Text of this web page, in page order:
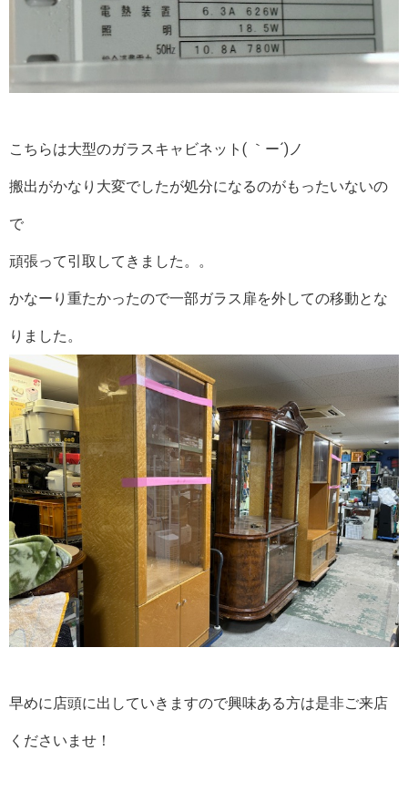
こちらは大型のガラスキャビネット( ｀ー´)ノ
搬出がかなり大変でしたが処分になるのがもったいないの
で
頑張って引取してきました。。
かなーり重たかったので一部ガラス扉を外しての移動とな
りました。
早めに店頭に出していきますので興味ある方は是非ご来店
くださいませ！